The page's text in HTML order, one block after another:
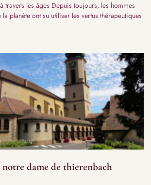
travers les âges Depuis toujours, les hommes
la planète ont su utiliser les vertus thérapeutiques
dame de thierenbach